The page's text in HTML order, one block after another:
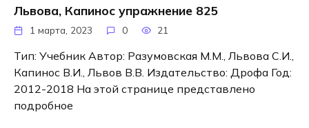
Львова, Капинос упражнение 825
1 марта, 2023 0 21
Тип: Учебник Автор: Разумовская М.М., Львова С.И.,
Капинос В.И., Львов В.В. Издательство: Дрофа Год:
2012-2018 На этой странице представлено
подробное